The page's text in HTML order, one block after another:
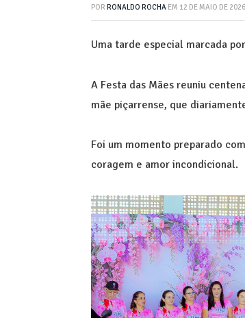
POR RONALDO ROCHA EM 12 DE MAIO DE 2026
Uma tarde especial marcada
A Festa das Mães reuniu
mãe piçarrense, que
Foi um momento preparado
coragem e amor incondicional.